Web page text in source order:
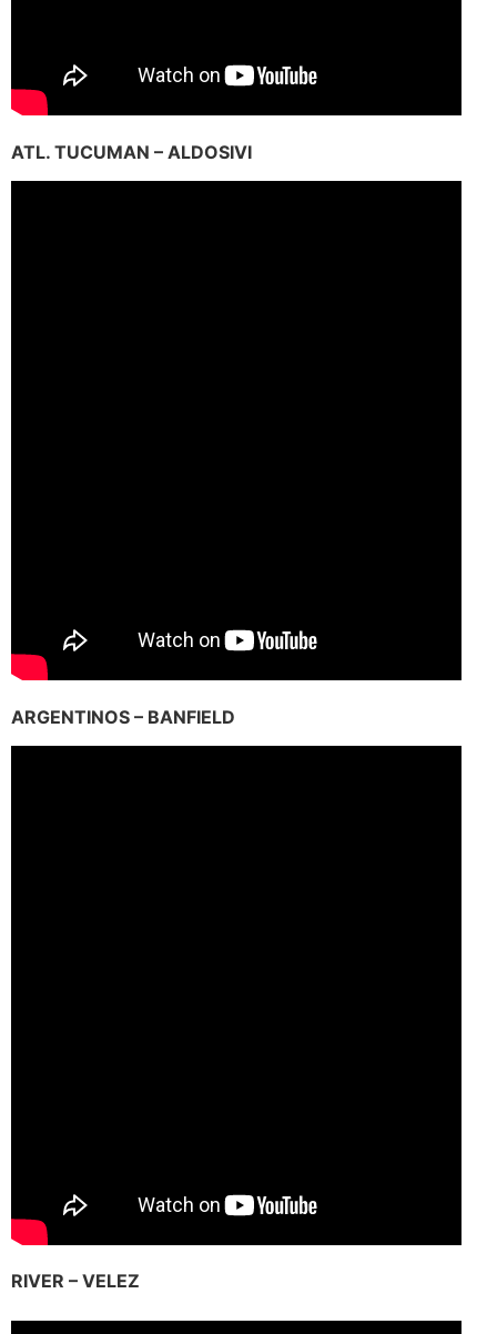
ATL. TUCUMAN – ALDOSIVI
ARGENTINOS – BANFIELD
RIVER – VELEZ